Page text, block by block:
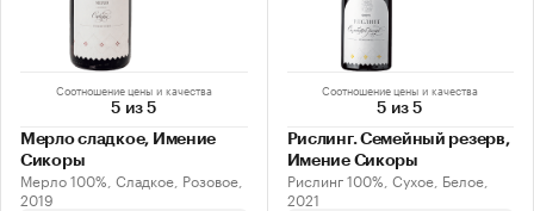
Соотношение цены и качества
5 из 5
Мерло сладкое, Имение
Сикоры
Мерло 100%, Сладкое, Розовое,
2019
Соотношение цены и качества
5 из 5
Рислинг. Семейный резерв,
Имение Сикоры
Рислинг 100%, Сухое, Белое,
2021